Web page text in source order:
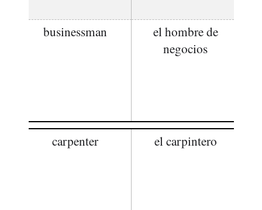
businessman
el hombre de
negocios
carpenter el carpintero